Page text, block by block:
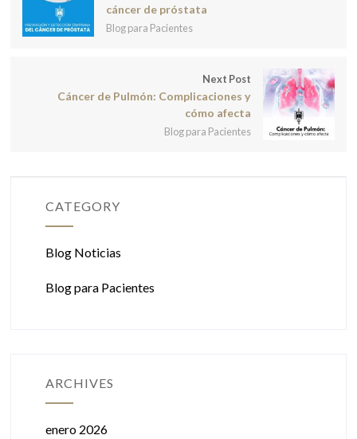
cáncer de próstata
Blog para Pacientes
Next Post
Cáncer de Pulmón: Complicaciones y
cómo afecta
Blog para Pacientes
CATEGORY
Blog Noticias
Blog para Pacientes
ARCHIVES
enero 2026